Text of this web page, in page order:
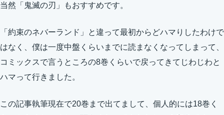
当然「鬼滅の刃」もおすすめです。
「約束のネバーランド」と違って最初からどハマりしたわけで
はなく、僕は一度中盤くらいまでに読まなくなってしまって、
コミックスで言うところの8巻くらいで戻ってきてじわじわと
ハマって行きました。
この記事執筆現在で20巻まで出てまして、個人的には18巻く